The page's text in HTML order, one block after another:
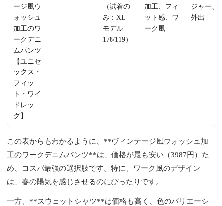
ージ風ウ
ォッシュ
加工のワ
ークデニ
ムパンツ
【ユニセ
ックス・
フィッ
ト・ワイ
ドレッ
グ】
（試着の
み：XL
モデル
178/119）
加工、フィ
ット感、ワ
ーク風
ジャー、
外出
この表からもわかるように、**ヴィンテージ風ウォッシュ加
工のワークデニムパンツ**は、価格が最も安い（3987円）た
め、コスパ最強の選択肢です。特に、ワーク風のデザイン
は、春の陽気を感じさせるのにぴったりです。
一方、**スウェットシャツ**は価格も高く、色のバリエーシ